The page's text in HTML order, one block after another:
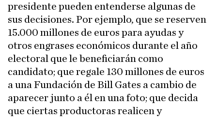
presidente pueden entenderse algunas de
sus decisiones. Por ejemplo, que se reserven
15.000 millones de euros para ayudas y
otros engrases económicos durante el año
electoral que le beneficiarán como
candidato; que regale 130 millones de euros
a una Fundación de Bill Gates a cambio de
aparecer junto a él en una foto; que decida
que ciertas productoras realicen y